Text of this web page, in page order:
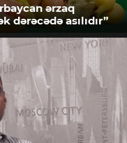
ərzaq
dərəcədə asılıdır”